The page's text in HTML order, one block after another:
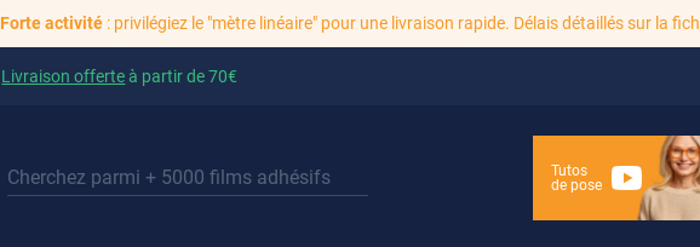
Forte activité: privilégiez le "mètre linéaire" pour une livraison rapide. Délais détaillés sur la
Livraison offerteà partir de70€
Tutos
de pose